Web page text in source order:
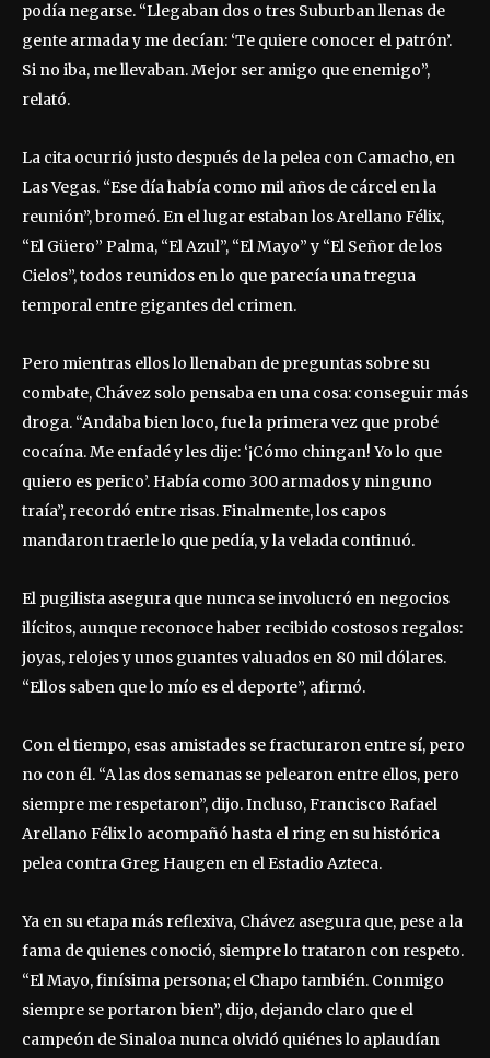
podía negarse. “Llegaban dos o tres Suburban llenas de
gente armada y me decían: ‘Te quiere conocer el patrón’.
Si no iba, me llevaban. Mejor ser amigo que enemigo”,
relató.
La cita ocurrió justo después de la pelea con Camacho, en
Las Vegas. “Ese día había como mil años de cárcel en la
reunión”, bromeó. En el lugar estaban los Arellano Félix,
“El Güero” Palma, “El Azul”, “El Mayo” y “El Señor de los
Cielos”, todos reunidos en lo que parecía una tregua
temporal entre gigantes del crimen.
Pero mientras ellos lo llenaban de preguntas sobre su
combate, Chávez solo pensaba en una cosa: conseguir más
droga. “Andaba bien loco, fue la primera vez que probé
cocaína. Me enfadé y les dije: ‘¡Cómo chingan! Yo lo que
quiero es perico’. Había como 300 armados y ninguno
traía”, recordó entre risas. Finalmente, los capos
mandaron traerle lo que pedía, y la velada continuó.
El pugilista asegura que nunca se involucró en negocios
ilícitos, aunque reconoce haber recibido costosos regalos:
joyas, relojes y unos guantes valuados en 80 mil dólares.
“Ellos saben que lo mío es el deporte”, afirmó.
Con el tiempo, esas amistades se fracturaron entre sí, pero
no con él. “A las dos semanas se pelearon entre ellos, pero
siempre me respetaron”, dijo. Incluso, Francisco Rafael
Arellano Félix lo acompañó hasta el ring en su histórica
pelea contra Greg Haugen en el Estadio Azteca.
Ya en su etapa más reflexiva, Chávez asegura que, pese a la
fama de quienes conoció, siempre lo trataron con respeto.
“El Mayo, finísima persona; el Chapo también. Conmigo
siempre se portaron bien”, dijo, dejando claro que el
campeón de Sinaloa nunca olvidó quiénes lo aplaudían